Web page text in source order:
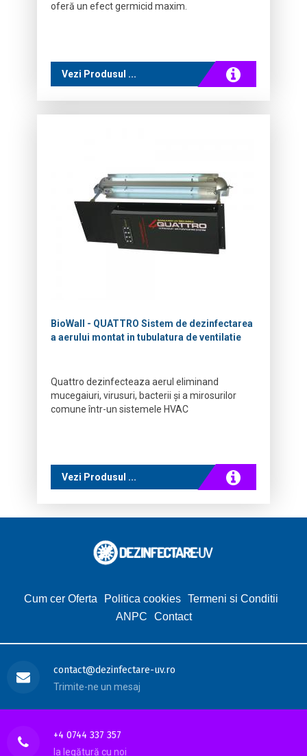
oferă un efect germicid maxim.
Vezi Produsul ...
BioWall - QUATTRO Sistem de dezinfectarea
a aerului montat in tubulatura de ventilatie
Quattro dezinfecteaza aerul eliminand
mucegaiuri, virusuri, bacterii și a mirosurilor
comune într-un sistemele HVAC
Vezi Produsul ...
Cum cer Oferta Politica cookies Termeni si Conditii
ANPC
Contact
contact@dezinfectare-uv.ro
Trimite-ne un mesaj
+4 0744 337 357
Ia legătură cu noi